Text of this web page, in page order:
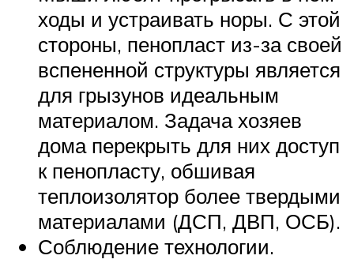
ходы и устраивать норы. С этой
стороны, пенопласт из-за своей
вспененной структуры является
для грызунов идеальным
материалом. Задача хозяев
дома перекрыть для них доступ
к пенопласту, обшивая
теплоизолятор более твердыми
материалами (ДСП, ДВП, ОСБ).
Соблюдение технологии.